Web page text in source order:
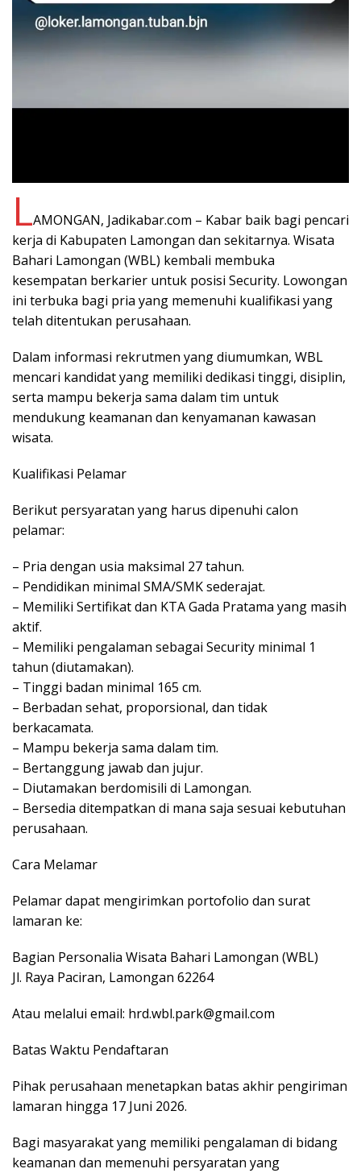
LAMONGAN, Jadikabar.com – Kabar baik bagi pencari
kerja di Kabupaten Lamongan dan sekitarnya. Wisata
Bahari Lamongan (WBL) kembali membuka
kesempatan berkarier untuk posisi Security. Lowongan
ini terbuka bagi pria yang memenuhi kualifikasi yang
telah ditentukan perusahaan.
Dalam informasi rekrutmen yang diumumkan, WBL
mencari kandidat yang memiliki dedikasi tinggi, disiplin,
serta mampu bekerja sama dalam tim untuk
mendukung keamanan dan kenyamanan kawasan
wisata.
Kualifikasi Pelamar
Berikut persyaratan yang harus dipenuhi calon
pelamar:
– Pria dengan usia maksimal 27 tahun.
– Pendidikan minimal SMA/SMK sederajat.
– Memiliki Sertifikat dan KTA Gada Pratama yang masih
aktif.
– Memiliki pengalaman sebagai Security minimal 1
tahun (diutamakan).
– Tinggi badan minimal 165 cm.
– Berbadan sehat, proporsional, dan tidak
berkacamata.
– Mampu bekerja sama dalam tim.
– Bertanggung jawab dan jujur.
– Diutamakan berdomisili di Lamongan.
– Bersedia ditempatkan di mana saja sesuai kebutuhan
perusahaan.
Cara Melamar
Pelamar dapat mengirimkan portofolio dan surat
lamaran ke:
Bagian Personalia Wisata Bahari Lamongan (WBL)
Jl. Raya Paciran, Lamongan 62264
Atau melalui email: hrd.wbl.park@gmail.com
Batas Waktu Pendaftaran
Pihak perusahaan menetapkan batas akhir pengiriman
lamaran hingga 17 Juni 2026.
Bagi masyarakat yang memiliki pengalaman di bidang
keamanan dan memenuhi persyaratan yang